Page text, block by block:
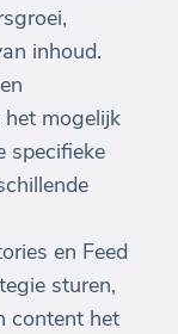
inhoud.
mogelijk
specifieke
en Feed
sturen,
content het